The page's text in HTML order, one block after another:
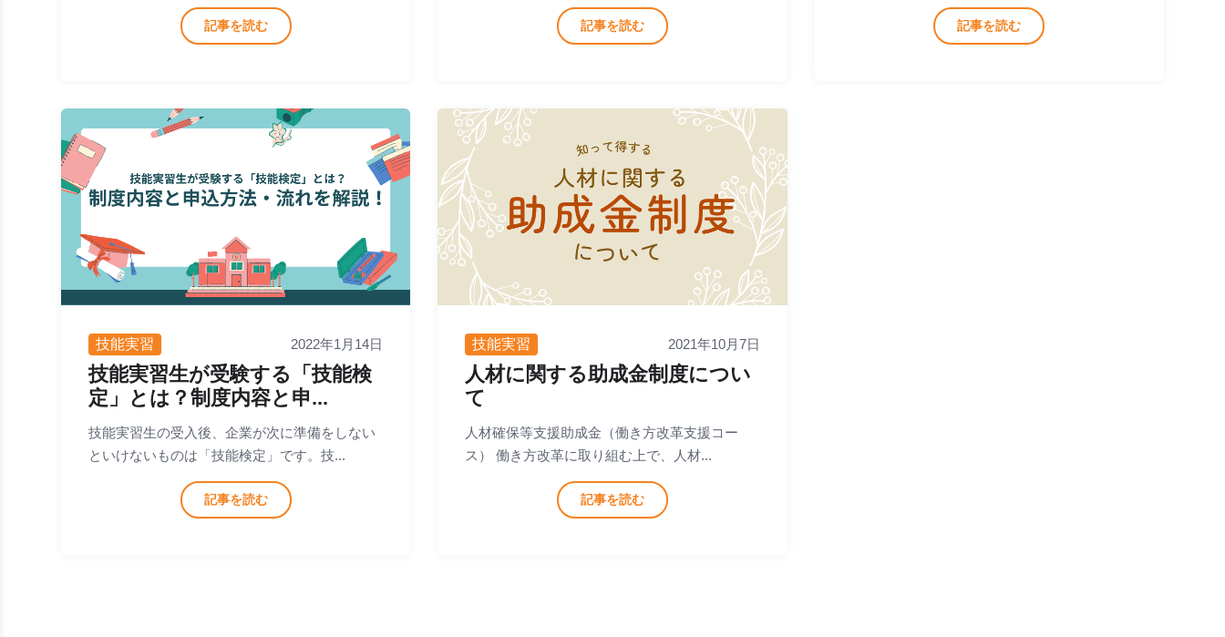
記事を読む 記事を読む 記事を読む
技能実習 2022年1月14日
技能実習生が受験する「技能検
定」とは？制度内容と申...
技能実習生の受入後、企業が次に準備をしない
といけないものは「技能検定」です。技...
記事を読む
技能実習 2021年10月7日
人材に関する助成金制度につい
て
人材確保等支援助成金（働き方改革支援コー
ス） 働き方改革に取り組む上で、人材...
記事を読む